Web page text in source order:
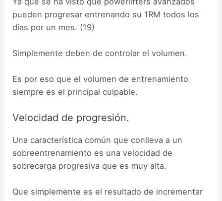
pueden progresar entrenando su 1RM todos los
días por un mes. (19)
Simplemente deben de controlar el volumen.
Es por eso que el volumen de entrenamiento
siempre es el principal culpable.
Velocidad de progresión.
Una característica común que conlleva a un
sobreentrenamiento es una velocidad de
sobrecarga progresiva que es muy alta.
Que simplemente es el resultado de incrementar